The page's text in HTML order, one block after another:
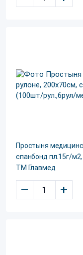
Простыня
спанбонд пл.15г/
ТМ Главмед
– +